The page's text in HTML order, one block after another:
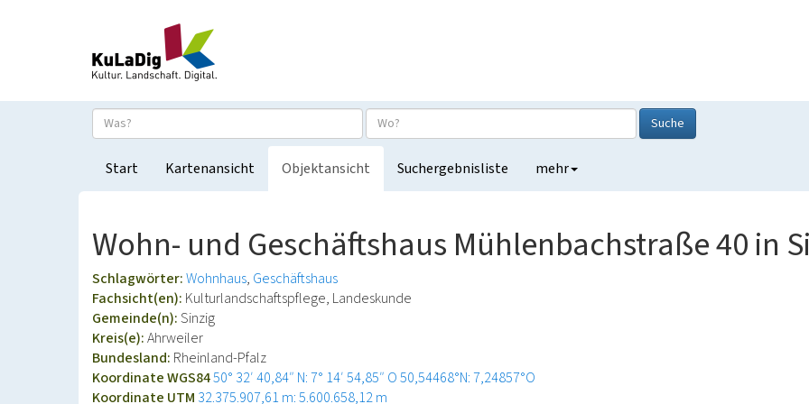
Suche
Start Kartenansicht Objektansicht Suchergebnisliste mehr
Wohn- und Geschäftshaus Mühlenbachstraße 40 in
Schlagwörter:Wohnhaus Geschäftshaus
Fachsicht(en): Kulturlandschaftspflege, Landeskunde
Gemeinde(n):Sinzig
Kreis(e):Ahrweiler
Bundesland: Rheinland-Pfalz
Koordinate WGS8450° 32′ 40,84″ N: 7° 14′ 54,85″ O50,54468°N: 7,24857°O
Koordinate UTM 32.375.907,61 m: 5.600.658,12 m